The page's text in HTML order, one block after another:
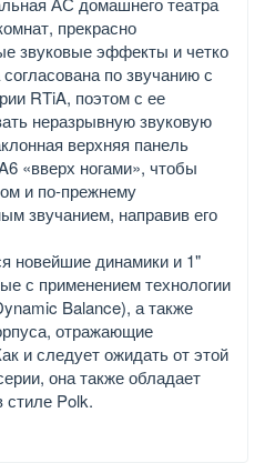
прекрасно
звуковые эффекты и четко
по звучанию с
RTiA, поэтом с ее
неразрывную звуковую
верхняя панель
«вверх ногами», чтобы
и по-прежнему
звучанием, направив его
новейшие динамики и 1"
с применением технологии
Balance), а также
отражающие
и следует ожидать от этой
она также обладает
стиле Polk.